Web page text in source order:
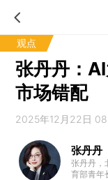
观点
张丹丹：
市场错配
2025年12月22日
张丹丹
张丹丹，
育部青年